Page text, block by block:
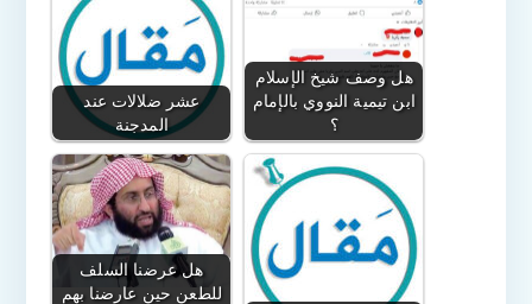
عشر ضلالات عند
المدجنة
هل وصف شيخ الإسلام
ابن تيمية النووي بالإمام
؟
هل عرضنا السلف
للطعن حين عارضنا بهم